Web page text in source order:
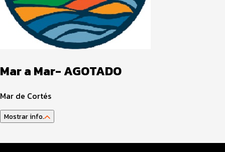
Mar a Mar- AGOTADO
Mar de Cortés
Mostrar info.